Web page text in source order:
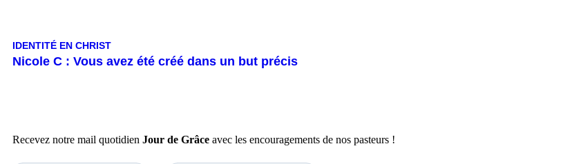
IDENTITÉ EN CHRIST
Nicole C : Vous avez été créé dans un but précis
Recevez notre mail quotidien Jour de Grâce avec les encouragements de nos pasteurs !